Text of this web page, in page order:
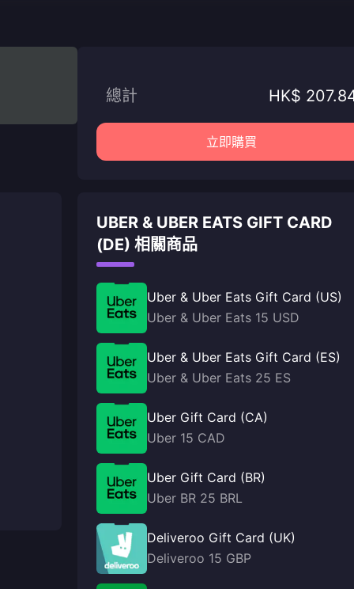
總計 HK$
立即購買
UBER & UBER EATS GIFT CARD
(DE) 相關商品
Uber & Uber Eats Gift Card (US)
Uber & Uber Eats 15 USD
Uber & Uber Eats Gift Card (ES)
Uber & Uber Eats 25 ES
Uber Gift Card (CA)
Uber 15 CAD
Uber Gift Card (BR)
Uber BR 25 BRL
Deliveroo Gift Card (UK)
Deliveroo 15 GBP